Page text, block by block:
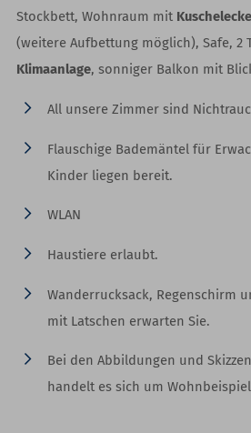
Stockbett, Wohnraum mit Kuschelecke
(weitere Aufbettung möglich), Safe, 2
Klimaanlage, sonniger Balkon mit
All unsere Zimmer sind
Flauschige Bademäntel für
Kinder liegen bereit.
WLAN
Haustiere erlaubt.
Wanderrucksack, Regenschirm
mit Latschen erwarten Sie.
Bei den Abbildungen und
handelt es sich um